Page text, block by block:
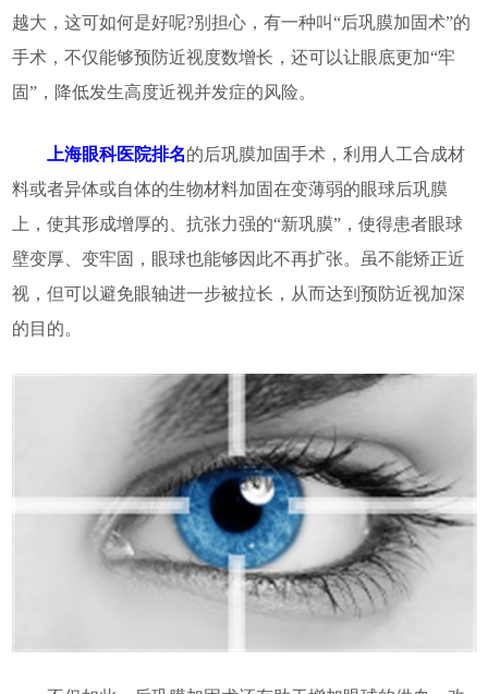
越大，这可如何是好呢?别担心，有一种叫“后巩膜加固术”的
手术，不仅能够预防近视度数增长，还可以让眼底更加“牢
固”，降低发生高度近视并发症的风险。
上海眼科医院排名的后巩膜加固手术，利用人工合成材
料或者异体或自体的生物材料加固在变薄弱的眼球后巩膜
上，使其形成增厚的、抗张力强的“新巩膜”，使得患者眼球
壁变厚、变牢固，眼球也能够因此不再扩张。虽不能矫正近
视，但可以避免眼轴进一步被拉长，从而达到预防近视加深
的目的。